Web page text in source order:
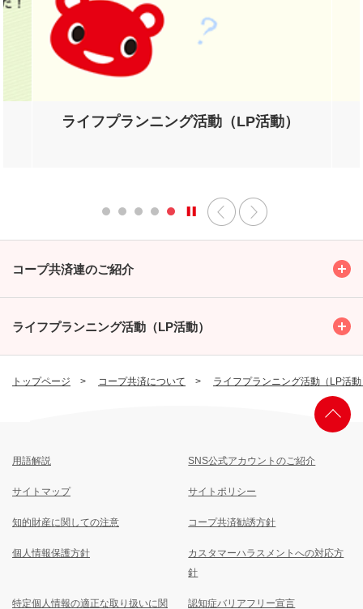
トップページ コープ共済について ライフプランニング活動（LP活
コープ共済連のご紹介
ライフプランニング活動（LP活動）
ライフプランニング活動（LP活動）
用語解説 SNS公式アカウントのご紹介
サイトマップ サイトポリシー
知的財産に関しての注意 コープ共済勧誘方針
個人情報保護方針
カスタマーハラスメントへの対応方
針
特定個人情報の適正な取り扱いに関 認知症バリアフリー宣言